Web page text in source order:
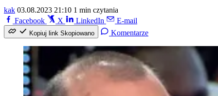
kak 03.08.2023 21:10 1 min czytania
Facebook
X LinkedIn E-mail
Kopiuj link Skopiowano Komentarze